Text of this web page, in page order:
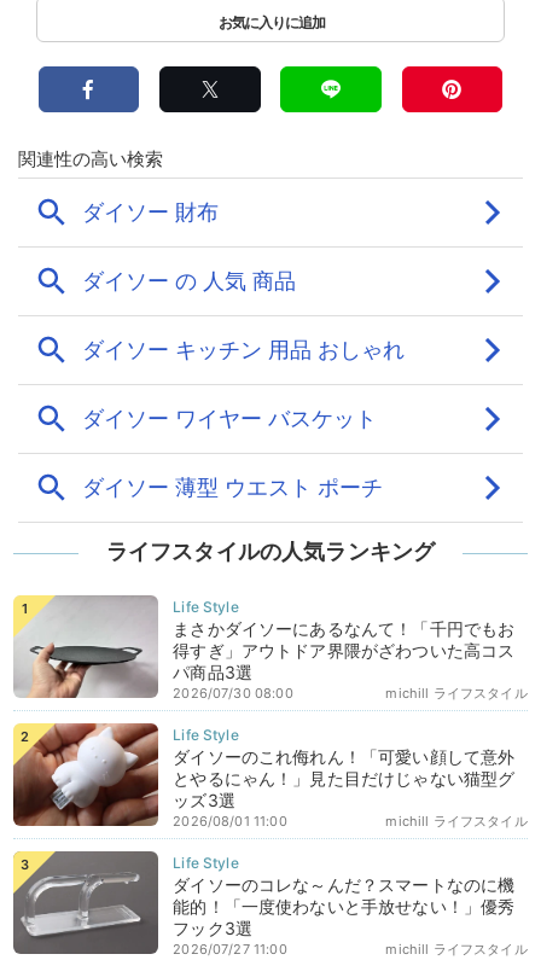
ライフスタイルの人気ランキング
まさかダイソーにあるなんて！「千円でもお
得すぎ」アウトドア界隈がざわついた高コス
パ商品3選
michill ライフスタイル
2026/07/30 08:00
ダイソーのこれ侮れん！「可愛い顔して意外
とやるにゃん！」見た目だけじゃない猫型グ
ッズ3選
michill ライフスタイル
2026/08/01 11:00
ダイソーのコレな～んだ？スマートなのに機
能的！「一度使わないと手放せない！」優秀
フック3選
michill ライフスタイル
2026/07/27 11:00